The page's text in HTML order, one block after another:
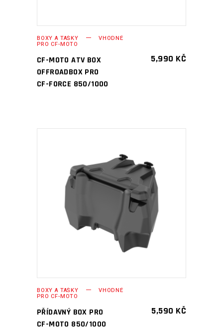
BOXY A TAŠKY VHODNÉ
PRO CF-MOTO
CF-MOTO ATV BOX
OFFROADBOX PRO
CF-FORCE 850/1000
5,990 KČ
PŘIDAT DO KOŠÍKU
BOXY A TAŠKY VHODNÉ
PRO CF-MOTO
PŘÍDAVNÝ BOX PRO
CF-MOTO 850/1000
5,590 KČ